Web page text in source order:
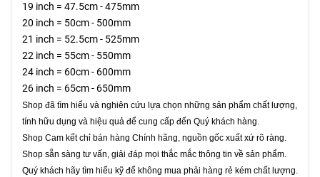
19 inch = 47.5cm - 475mm
20 inch = 50cm - 500mm
21 inch = 52.5cm - 525mm
22 inch = 55cm - 550mm
24 inch = 60cm - 600mm
26 inch = 65cm - 650mm
Shop đã tìm hiểu và nghiên cứu lựa chọn những sản phẩm chất lượng,
tính hữu dụng và hiệu quả để cung cấp đến Quý khách hàng.
Shop Cam kết chỉ bán hàng Chính hãng, nguồn gốc xuất xứ rõ ràng.
Shop sẵn sàng tư vấn, giải đáp mọi thắc mắc thông tin về sản phẩm.
Quý khách hãy tìm hiểu kỹ để không mua phải hàng rẻ kém chất lượng.